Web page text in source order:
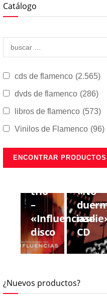
Catálogo
cds de flamenco (2.565)
dvds de flamenco (286)
libros de flamenco (573)
Vinilos de Flamenco (96)
FLAMENCO
Lorenzo
trío
–
«Influencias»
disco
«No
CD
¿Nuevos productos?